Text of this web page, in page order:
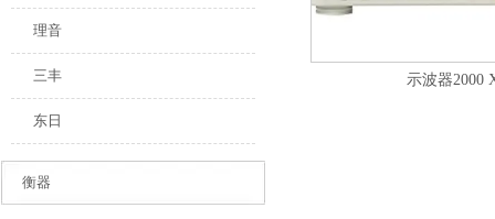
理音
三丰
东日
衡器
示波器2000